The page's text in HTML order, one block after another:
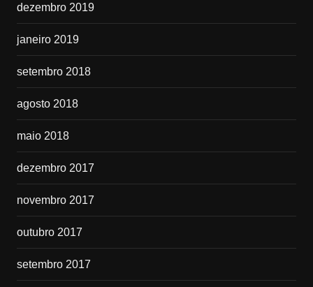
dezembro 2019
janeiro 2019
setembro 2018
agosto 2018
maio 2018
dezembro 2017
novembro 2017
outubro 2017
setembro 2017